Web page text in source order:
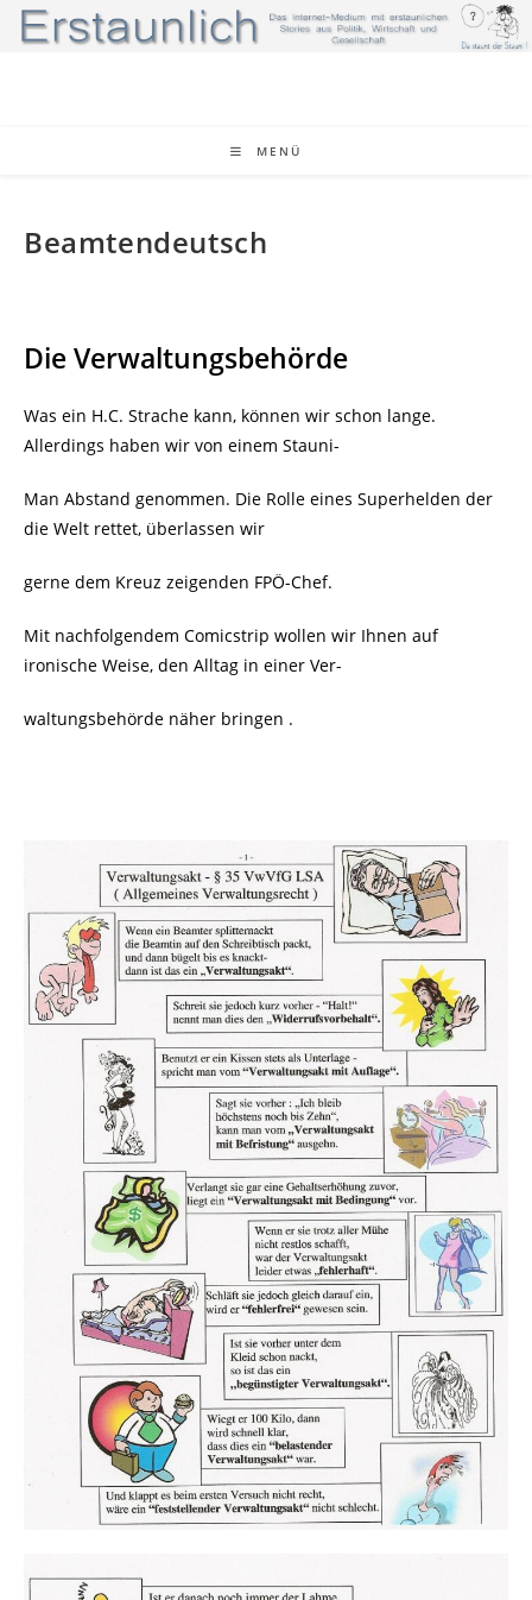
Zum
Inhalt
MENÜ
Beamtendeutsch
Die Verwaltungsbehörde
Was ein H.C. Strache kann, können wir schon lange.
Allerdings haben wir von einem Stauni-
Man Abstand genommen. Die Rolle eines Superhelden der
die Welt rettet, überlassen wir
gerne dem Kreuz zeigenden FPÖ-Chef.
Mit nachfolgendem Comicstrip wollen wir Ihnen auf
ironische Weise, den Alltag in einer Ver-
waltungsbehörde näher bringen .